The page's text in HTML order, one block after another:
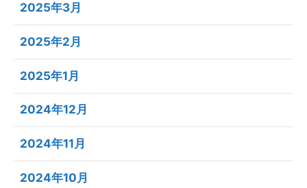
2025年3月
2025年2月
2025年1月
2024年12月
2024年11月
2024年10月